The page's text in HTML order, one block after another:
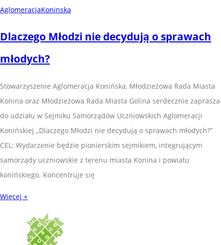
AglomeracjaKoninska
Dlaczego Młodzi nie decydują o sprawach
młodych?
Stowarzyszenie Aglomeracja Konińska, Młodzieżowa Rada Miasta
Konina oraz Młodzieżowa Rada Miasta Golina serdecznie zaprasza
do udziału w Sejmiku Samorządów Uczniowskich Aglomeracji
Konińskiej ,,Dlaczego Młodzi nie decydują o sprawach młodych?”
CEL: Wydarzenie będzie pionierskim sejmikiem, integrującym
samorządy uczniowskie z terenu miasta Konina i powiatu
konińskiego. Koncentruje się
Więcej +